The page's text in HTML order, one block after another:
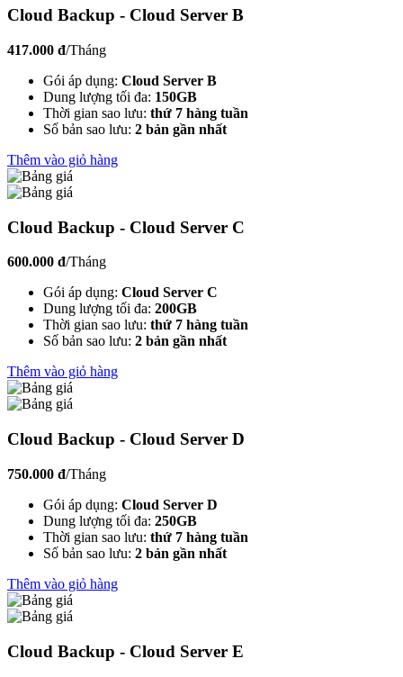
Cloud Backup - Cloud Server B
417.000 đ/Tháng
Gói áp dụng: Cloud Server B
Dung lượng tối đa: 150GB
Thời gian sao lưu: thứ 7 hàng tuần
Số bản sao lưu: 2 bản gần nhất
Thêm vào giỏ hàng
Cloud Backup - Cloud Server C
600.000 đ/Tháng
Gói áp dụng: Cloud Server C
Dung lượng tối đa: 200GB
Thời gian sao lưu: thứ 7 hàng tuần
Số bản sao lưu: 2 bản gần nhất
Thêm vào giỏ hàng
Cloud Backup - Cloud Server D
750.000 đ/Tháng
Gói áp dụng: Cloud Server D
Dung lượng tối đa: 250GB
Thời gian sao lưu: thứ 7 hàng tuần
Số bản sao lưu: 2 bản gần nhất
Thêm vào giỏ hàng
Cloud Backup - Cloud Server E